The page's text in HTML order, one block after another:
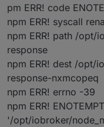
So hat es
Adapter
pm ERR! code
npm ERR! syscall
npm ERR! path /opt/
response
npm ERR! dest /opt/
response-nxmcopeq
npm ERR! errno -39
npm ERR!
'/opt/iobroker/